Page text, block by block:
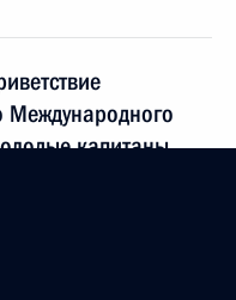
Международного
капитаны